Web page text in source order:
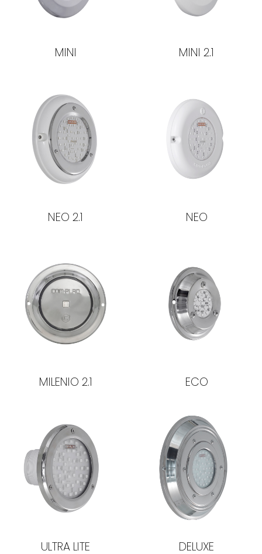
MINI MINI 2.1
NEO 2.1 NEO
MILENIO 2.1 ECO
ULTRA LITE DELUXE